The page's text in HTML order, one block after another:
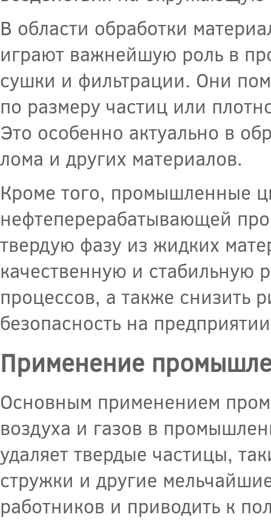
В области обработки
играют важнейшую роль в
сушки и фильтрации. Они
по размеру частиц или
Это особенно актуально в
лома и других материалов.
Кроме того, промышленные
нефтеперерабатывающей
твердую фазу из жидких
качественную и стабильную
процессов, а также снизить
безопасность на
Применение
Основным применением
воздуха и газов в
удаляет твердые частицы,
стружки и другие
работников и приводить к